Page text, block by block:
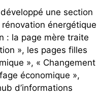
une section
énergétique
: la page mère traite
», les pages filles
», « Changement
économique »,
d’informations